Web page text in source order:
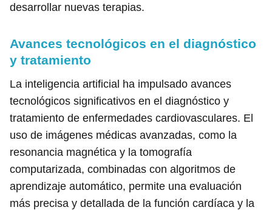
desarrollar nuevas terapias.
Avances tecnológicos en el diagnóstico
y tratamiento
La inteligencia artificial ha impulsado avances
tecnológicos significativos en el diagnóstico y
tratamiento de enfermedades cardiovasculares. El
uso de imágenes médicas avanzadas, como la
resonancia magnética y la tomografía
computarizada, combinadas con algoritmos de
aprendizaje automático, permite una evaluación
más precisa y detallada de la función cardíaca y la